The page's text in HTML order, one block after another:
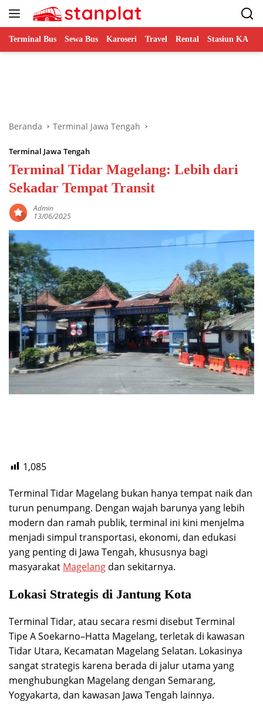
Terminal Bus Sewa Bus Karoseri Travel Rental Stasiun KA
Beranda Terminal Jawa Tengah
Terminal Jawa Tengah
Terminal Tidar Magelang: Lebih dari
Sekadar Tempat Transit
Admin
13/06/2025
1,085
Terminal Tidar Magelang bukan hanya tempat naik dan
turun penumpang. Dengan wajah barunya yang lebih
modern dan ramah publik, terminal ini kini menjelma
menjadi simpul transportasi, ekonomi, dan edukasi
yang penting di Jawa Tengah, khususnya bagi
masyarakat Magelang dan sekitarnya.
Lokasi Strategis di Jantung Kota
Terminal Tidar, atau secara resmi disebut Terminal
Tipe A Soekarno–Hatta Magelang, terletak di kawasan
Tidar Utara, Kecamatan Magelang Selatan. Lokasinya
sangat strategis karena berada di jalur utama yang
menghubungkan Magelang dengan Semarang,
Yogyakarta, dan kawasan Jawa Tengah lainnya.